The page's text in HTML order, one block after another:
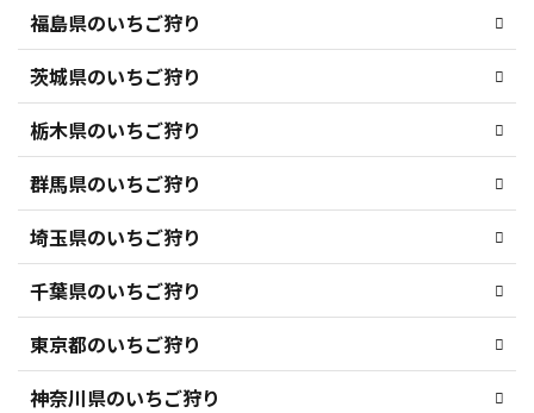
福島県のいちご狩り
茨城県のいちご狩り
栃木県のいちご狩り
群馬県のいちご狩り
埼玉県のいちご狩り
千葉県のいちご狩り
東京都のいちご狩り
神奈川県のいちご狩り